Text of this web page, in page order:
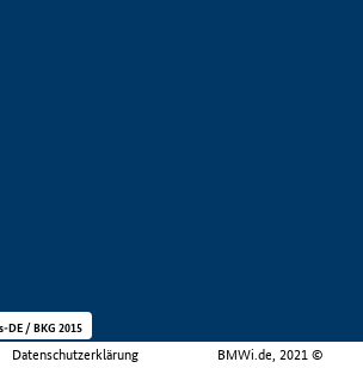
Datenschutzerklärung BMWi.de, 2021 ©
DE / BKG 2015